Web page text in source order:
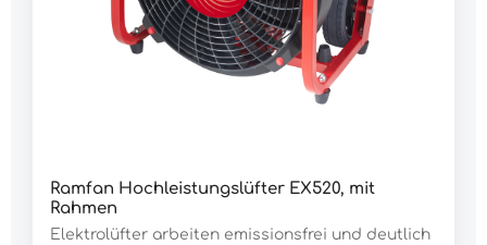
LuftbündelungDaten:Rotor Ø: 46 cmLuftleistung
nach AMCA: 22.702 m³/hLuftleistung nach
Injektorprinzip: 32.460 m³/hGeräusch (3 m): 91
dBMotor: 1.100 WAnschluss: 230 V 10 A
Anschlusskabel: 0,7 m mit Schuko-Stecker IP68
Neigungswinkel: 0°-20° verstellbar Anlaufstrom: 2
Ramfan Hochleistungslüfter EX520, mit
Rahmen
Elektrolüfter arbeiten emissionsfrei und deutlich